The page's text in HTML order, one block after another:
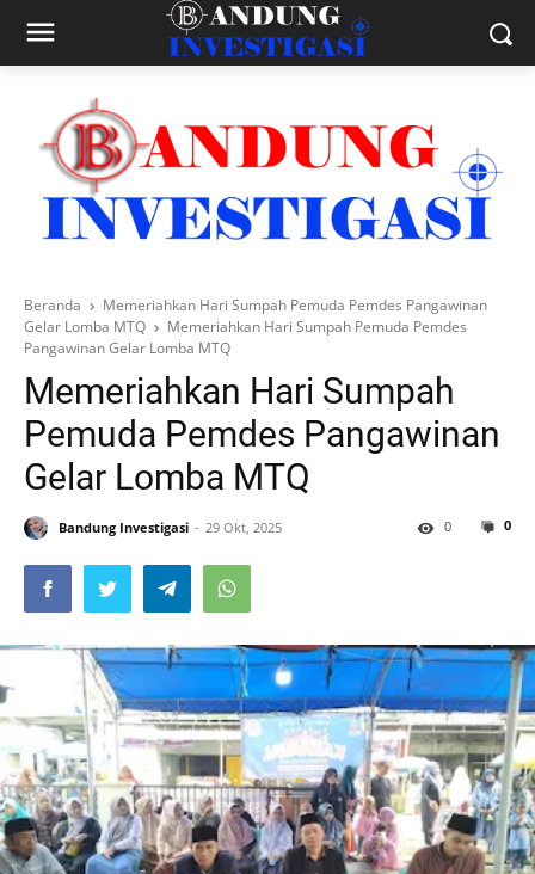
Beranda
Memeriahkan Hari Sumpah Pemuda Pemdes Pangawinan
Gelar Lomba MTQ
Memeriahkan Hari Sumpah Pemuda Pemdes
Pangawinan Gelar Lomba MTQ
Memeriahkan Hari Sumpah
Pemuda Pemdes Pangawinan
Gelar Lomba MTQ
Bandung Investigasi 29 Okt, 2025 0
0